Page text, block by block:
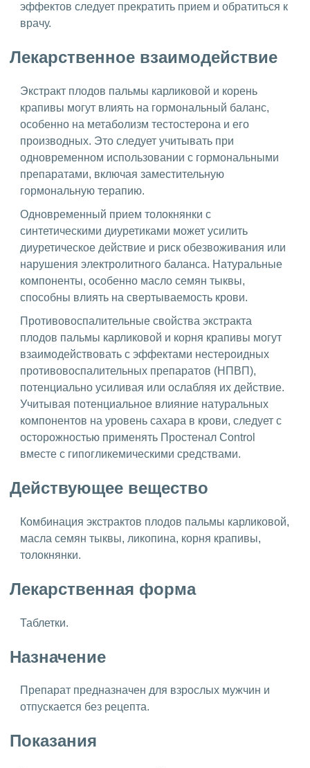
эффектов следует прекратить прием и обратиться к
врачу.
Лекарственное взаимодействие
Экстракт плодов пальмы карликовой и корень
крапивы могут влиять на гормональный баланс,
особенно на метаболизм тестостерона и его
производных. Это следует учитывать при
одновременном использовании с гормональными
препаратами, включая заместительную
гормональную терапию.
Одновременный прием толокнянки с
синтетическими диуретиками может усилить
диуретическое действие и риск обезвоживания или
нарушения электролитного баланса. Натуральные
компоненты, особенно масло семян тыквы,
способны влиять на свертываемость крови.
Противовоспалительные свойства экстракта
плодов пальмы карликовой и корня крапивы могут
взаимодействовать с эффектами нестероидных
противовоспалительных препаратов (НПВП),
потенциально усиливая или ослабляя их действие.
Учитывая потенциальное влияние натуральных
компонентов на уровень сахара в крови, следует с
осторожностью применять Простенал Control
вместе с гипогликемическими средствами.
Действующее вещество
Комбинация экстрактов плодов пальмы карликовой,
масла семян тыквы, ликопина, корня крапивы,
толокнянки.
Лекарственная форма
Таблетки.
Назначение
Препарат предназначен для взрослых мужчин и
отпускается без рецепта.
Показания